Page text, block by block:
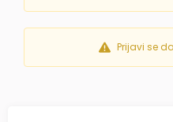
Prijavi se